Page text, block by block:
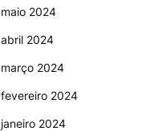
maio 2024
abril 2024
março 2024
fevereiro 2024
janeiro 2024